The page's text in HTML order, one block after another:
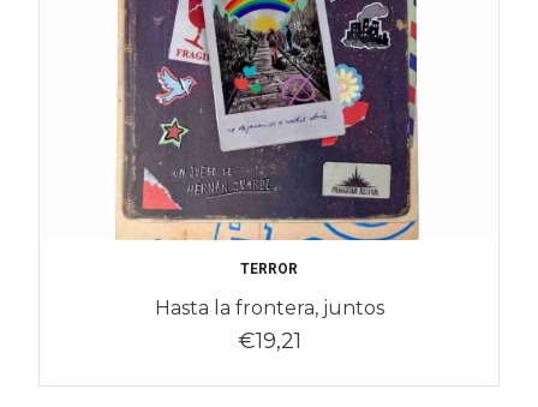
TERROR
Hasta la frontera, juntos
€19,21